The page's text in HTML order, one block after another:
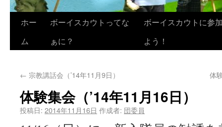
ホー
ム
ボーイスカウトってな
ぁに？
ボーイスカウトに参
よう！
← 宗教講話会（’14年11月9日） 体
体験集会（’14年11月16日）
投稿日: 2014年11月16日 作成者: 団委員